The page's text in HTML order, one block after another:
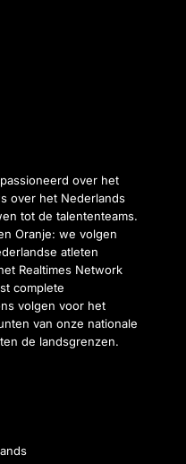
over het
over het Nederlands
tot de talententeams.
Oranje: we volgen
atleten
Realtimes Network
complete
volgen voor het
van onze nationale
de landsgrenzen.